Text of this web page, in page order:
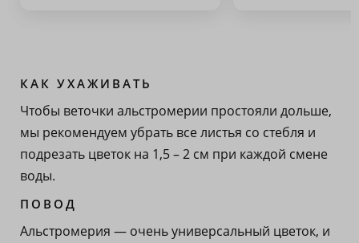
КАК УХАЖИВАТЬ
Чтобы веточки альстромерии простояли дольше,
мы рекомендуем убрать все листья со стебля и
подрезать цветок на 1,5 – 2 см при каждой смене
воды.
ПОВОД
Альстромерия — очень универсальный цветок, и